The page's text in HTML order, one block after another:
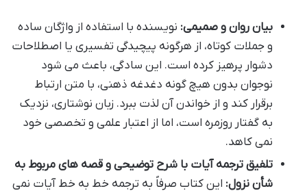
بیان روان و صمیمی: نویسنده با استفاده از واژگان ساده
و جملات کوتاه، از هرگونه پیچیدگی تفسیری یا اصطلاحات
دشوار پرهیز کرده است. این سادگی، باعث می شود
نوجوان بدون هیچ گونه دغدغه ذهنی، با متن ارتباط
برقرار کند و از خواندن آن لذت ببرد. زبان نوشتاری، نزدیک
به گفتار روزمره است، اما از اعتبار علمی و تخصصی خود
نمی کاهد.
تلفیق ترجمه آیات با شرح توضیحی و قصه های مربوط به
شأن نزول: این کتاب صرفاً به ترجمه خط به خط آیات نمی